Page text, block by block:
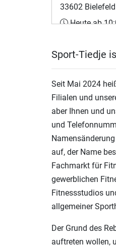
33602 Bielefeld
Heute ab
Heute ab
Fitshop in Bonn
Sandkaule 13
Heute ab
Ruhrölstraße 1
46240 Bottrop
Heute ab
Sport-Tiedje
Seit Mai 2024
Filialen und
aber Ihnen und
und
auf, der Name
Fachmarkt für
gewerblichen
Fitnessstudios
allgemeiner
Der Grund des
auftreten wollen,